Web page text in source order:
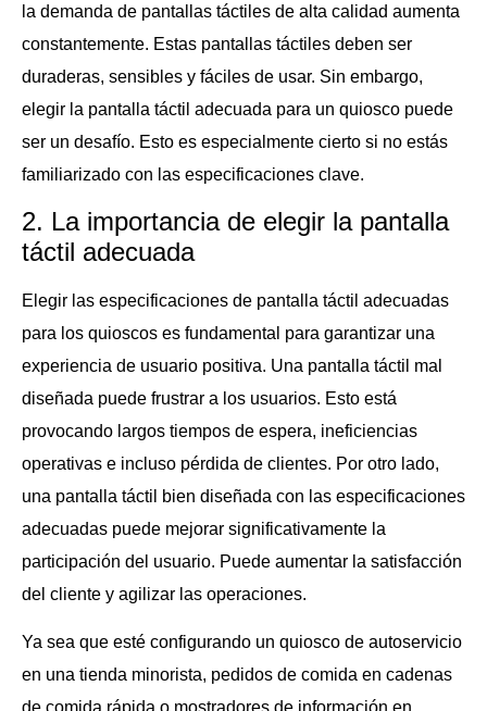
la demanda de pantallas táctiles de alta calidad aumenta
constantemente. Estas pantallas táctiles deben ser
duraderas, sensibles y fáciles de usar. Sin embargo,
elegir la pantalla táctil adecuada para un quiosco puede
ser un desafío. Esto es especialmente cierto si no estás
familiarizado con las especificaciones clave.
2. La importancia de elegir la pantalla
táctil adecuada
Elegir las especificaciones de pantalla táctil adecuadas
para los quioscos es fundamental para garantizar una
experiencia de usuario positiva. Una pantalla táctil mal
diseñada puede frustrar a los usuarios. Esto está
provocando largos tiempos de espera, ineficiencias
operativas e incluso pérdida de clientes. Por otro lado,
una pantalla táctil bien diseñada con las especificaciones
adecuadas puede mejorar significativamente la
participación del usuario. Puede aumentar la satisfacción
del cliente y agilizar las operaciones.
Ya sea que esté configurando un quiosco de autoservicio
en una tienda minorista, pedidos de comida en cadenas